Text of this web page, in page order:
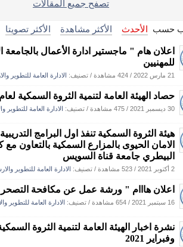
تصفح جميع المقالات
حسب الأحدث الأكثر مشاهدة الأكثر تصويتا
اعلان هام " ماجستير ادارة الأعمال بالجامعة
للمهنيين
21 مارس 2022 / 424 مشاهدة / تصنيف: الادارة العامة للتطوير
حصاد الهيئة العامة لتنمية الثروة السمكية لعام 2021
30 ديسمبر 2021 / 475 مشاهدة / تصنيف: الادارة العامة للتطوير
هيئة الثروة السمكية تنفذ اول البرامج
الامان الحيوى بالمزارع السمكية بالتعاون
البيطري جامعة قناة السويس
2 أكتوبر 2021 / 523 مشاهدة / تصنيف: الادارة العامة للتطوير
اعلان هااام " ورشة عمل عن مكافحة
16 سبتمبر 2021 / 654 مشاهدة / تصنيف: الادارة العامة للتطوير
نشرة اخبار الهيئة العامة لتنمية الثروة
وفبراير 2021